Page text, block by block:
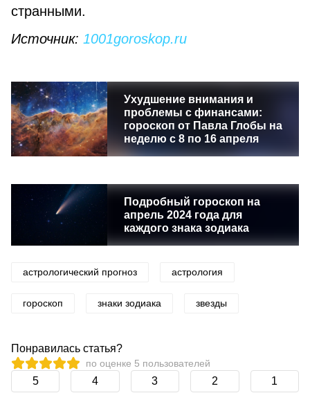
странными.
Источник: 1001goroskop.ru
Ухудшение внимания и
проблемы с финансами:
гороскоп от Павла Глобы на
неделю с 8 по 16 апреля
Подробный гороскоп на
апрель 2024 года для
каждого знака зодиака
астрологический прогноз астрология
гороскоп знаки зодиака звезды
Понравилась статья?
по оценке 5 пользователей
5 4 3 2 1